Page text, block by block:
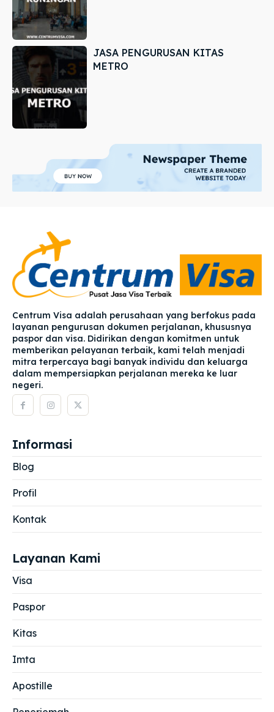
JASA PENGURUSAN KITAS
METRO
Centrum Visa adalah perusahaan yang berfokus pada
layanan pengurusan dokumen perjalanan, khususnya
paspor dan visa. Didirikan dengan komitmen untuk
memberikan pelayanan terbaik, kami telah menjadi
mitra terpercaya bagi banyak individu dan keluarga
dalam mempersiapkan perjalanan mereka ke luar
negeri.
Informasi
Blog
Profil
Kontak
Layanan Kami
Visa
Paspor
Kitas
Imta
Apostille